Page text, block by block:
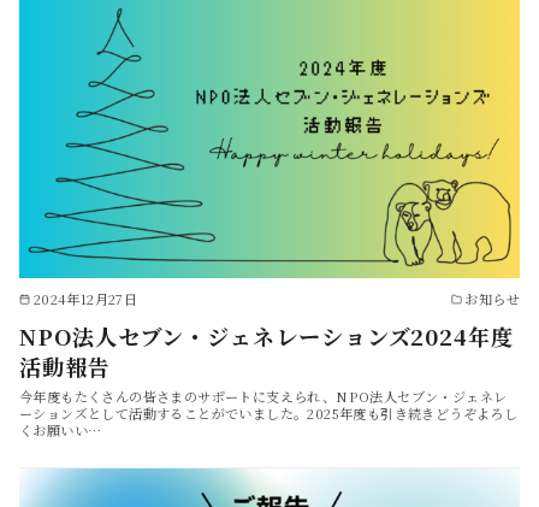
2024年12月27日 お知らせ
NPO法人セブン・ジェネレーションズ2024年度
活動報告
今年度もたくさんの皆さまのサポートに支えられ、NPO法人セブン・ジェネレ
ーションズとして活動することがでいました。2025年度も引き続きどうぞよろし
くお願いい…